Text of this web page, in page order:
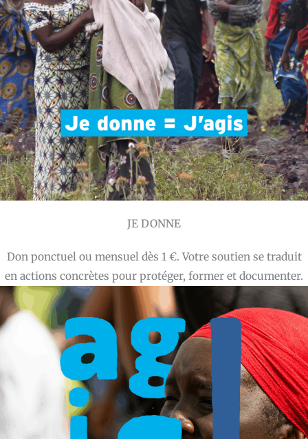
JE DONNE
Don ponctuel ou mensuel dès 1 €. Votre soutien se traduit
en actions concrètes pour protéger, former et documenter.